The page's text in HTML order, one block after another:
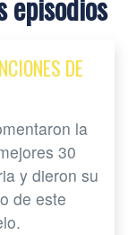
DE
la
30
y dieron su
de este